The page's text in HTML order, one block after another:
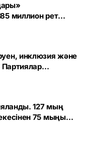
миллион рет
инклюзия және
Партиялар
мәселе көтерді
127 мың
75 мыңы